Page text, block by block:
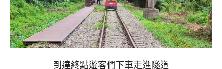
到達終點遊客們下車走進隧道